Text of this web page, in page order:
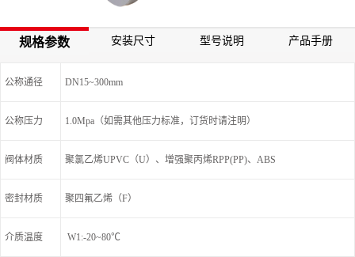
规格参数 安装尺寸 型号说明 产品手册
公称通径 DN15~300mm
公称压力 1.0Mpa（如需其他压力标准，订货时请注明）
阀体材质 聚氯乙烯UPVC（U）、增强聚丙烯RPP(PP)、ABS
密封材质 聚四氟乙烯（F）
介质温度 W1:-20~80℃